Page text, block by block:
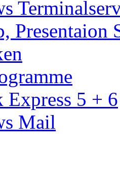
Presentaion
Express 5 + 6
Mail